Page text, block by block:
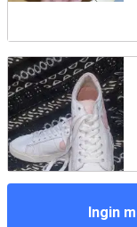
Ingin